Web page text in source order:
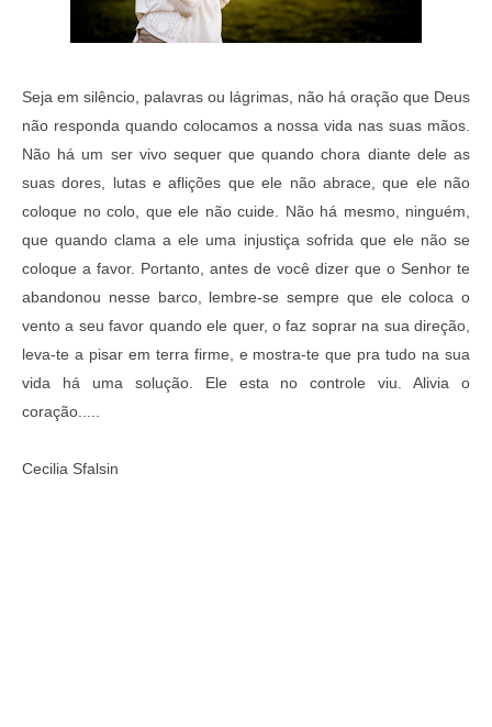
Seja em silêncio, palavras ou lágrimas, não há oração que Deus
não responda quando colocamos a nossa vida nas suas mãos.
Não há um ser vivo sequer que quando chora diante dele as
suas dores, lutas e aflições que ele não abrace, que ele não
coloque no colo, que ele não cuide. Não há mesmo, ninguém,
que quando clama a ele uma injustiça sofrida que ele não se
coloque a favor. Portanto, antes de você dizer que o Senhor te
abandonou nesse barco, lembre-se sempre que ele coloca o
vento a seu favor quando ele quer, o faz soprar na sua direção,
leva-te a pisar em terra firme, e mostra-te que pra tudo na sua
vida há uma solução. Ele esta no controle viu. Alivia o
coração.....
Cecilia Sfalsin